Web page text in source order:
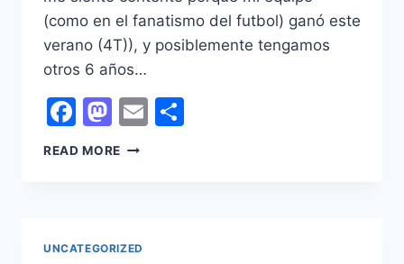
(como en el fanatismo del futbol) ganó este
verano (4T)), y posiblemente tengamos
otros 6 años…
Facebook
Mastodon
Email
READ MORE WHEN
POSSIBLY
UNCATEGORIZED